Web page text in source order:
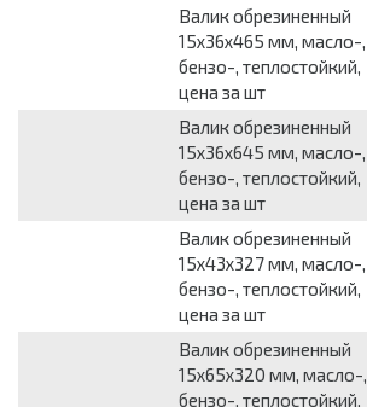
Валик обрезиненный
15x36x465 мм, масло-,
бензо-, теплостойкий,
цена за шт
Валик обрезиненный
15x36x645 мм, масло-,
бензо-, теплостойкий,
цена за шт
Валик обрезиненный
15x43x327 мм, масло-,
бензо-, теплостойкий,
цена за шт
Валик обрезиненный
15x65x320 мм, масло-,
бензо-, теплостойкий,